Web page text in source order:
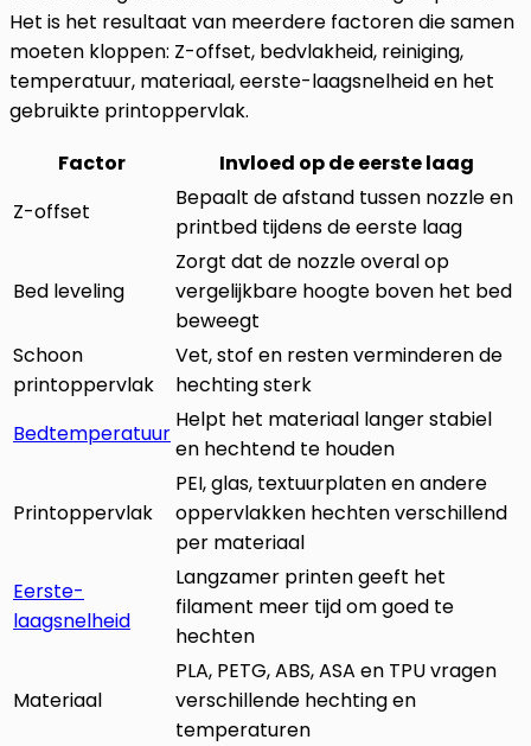
Het is het resultaat van meerdere factoren die samen
moeten kloppen: Z-offset, bedvlakheid, reiniging,
temperatuur, materiaal, eerste-laagsnelheid en het
gebruikte printoppervlak.
Factor
Invloed op de eerste laag
Z-offset
Bepaalt de afstand tussen nozzle en
printbed tijdens de eerste laag
Bed leveling
Zorgt dat de nozzle overal op
vergelijkbare hoogte boven het bed
beweegt
Schoon
printoppervlak
Vet, stof en resten verminderen de
hechting sterk
Bedtemperatuur
Helpt het materiaal langer stabiel
en hechtend te houden
Printoppervlak
PEI, glas, textuurplaten en andere
oppervlakken hechten verschillend
per materiaal
Eerste-
laagsnelheid
Langzamer printen geeft het
filament meer tijd om goed te
hechten
Materiaal
PLA, PETG, ABS, ASA en TPU vragen
verschillende hechting en
temperaturen